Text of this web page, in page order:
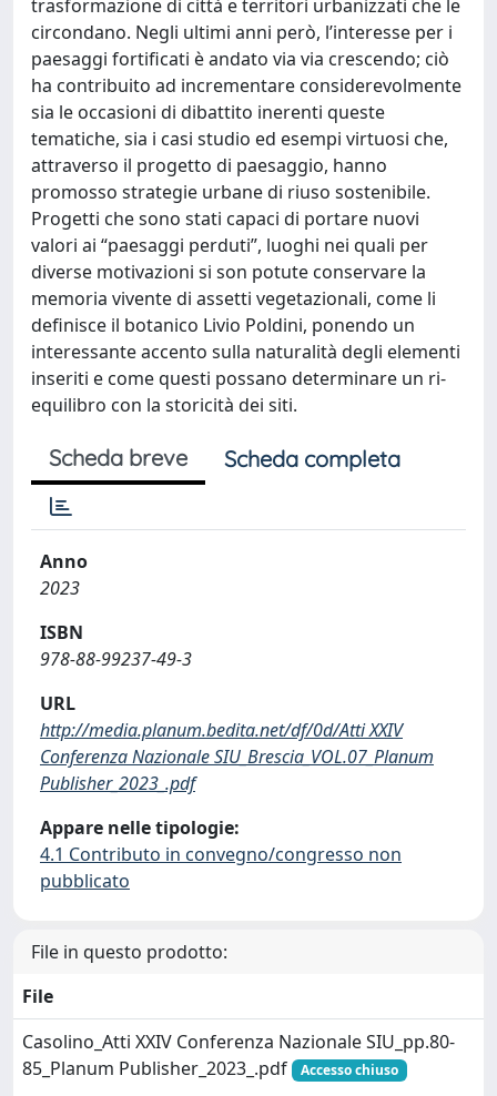
trasformazione di città e territori urbanizzati che le
circondano. Negli ultimi anni però, l’interesse per i
paesaggi fortificati è andato via via crescendo; ciò
ha contribuito ad incrementare considerevolmente
sia le occasioni di dibattito inerenti queste
tematiche, sia i casi studio ed esempi virtuosi che,
attraverso il progetto di paesaggio, hanno
promosso strategie urbane di riuso sostenibile.
Progetti che sono stati capaci di portare nuovi
valori ai “paesaggi perduti”, luoghi nei quali per
diverse motivazioni si son potute conservare la
memoria vivente di assetti vegetazionali, come li
definisce il botanico Livio Poldini, ponendo un
interessante accento sulla naturalità degli elementi
inseriti e come questi possano determinare un ri-
equilibro con la storicità dei siti.
Scheda breve Scheda completa
Anno
2023
ISBN
978-88-99237-49-3
URL
http://media.planum.bedita.net/df/0d/Atti XXIV
Conferenza Nazionale SIU_Brescia_VOL.07_Planum
Publisher_2023_.pdf
Appare nelle tipologie:
4.1 Contributo in convegno/congresso non
pubblicato
File in questo prodotto:
File
Casolino_Atti XXIV Conferenza Nazionale SIU_pp.80-
85_Planum Publisher_2023_.pdf
Accesso chiuso